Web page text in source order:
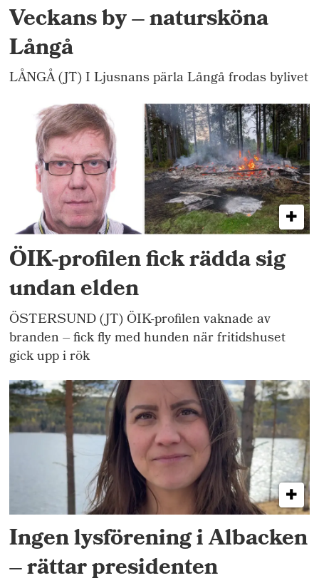
Veckans by – natursköna
Långå
LÅNGÅ (JT) I Ljusnans pärla Långå frodas bylivet
ÖIK-profilen fick rädda sig
undan elden
ÖSTERSUND (JT) ÖIK-profilen vaknade av
branden – fick fly med hunden när fritidshuset
gick upp i rök
Ingen lysförening i Albacken
– rättar presidenten